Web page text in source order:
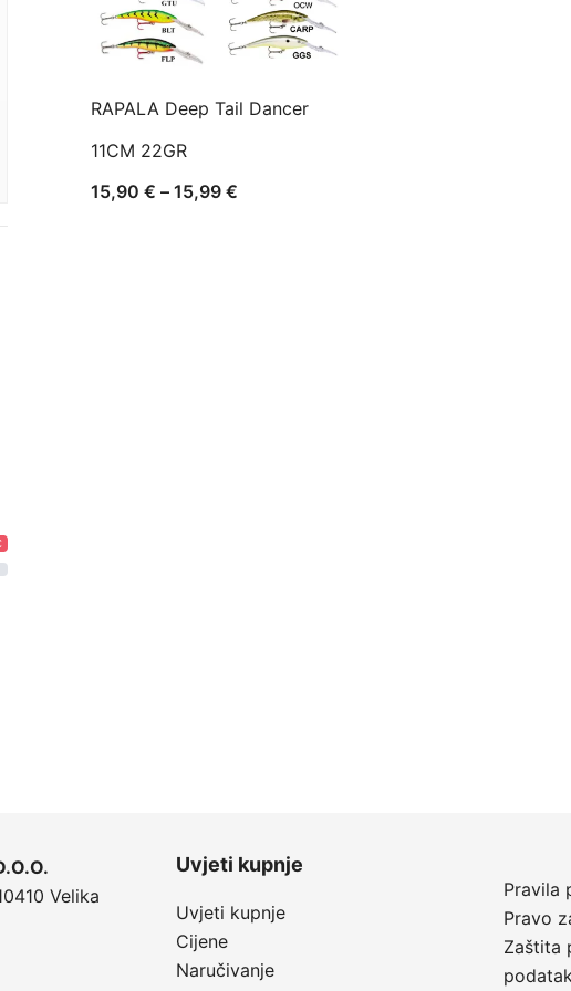
RAPALA Deep Tail Dancer
11CM 22GR
15,90 € – 15,99 €
Velika
Uvjeti kupnje
Uvjeti kupnje
Cijene
Naručivanje
Pravila
Pravo
Zaštita